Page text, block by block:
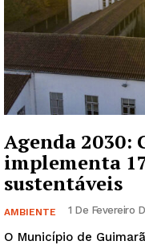
Agenda 2030:
implementa
sustentáveis
AMBIENTE 1 De Fevereiro
O Município de